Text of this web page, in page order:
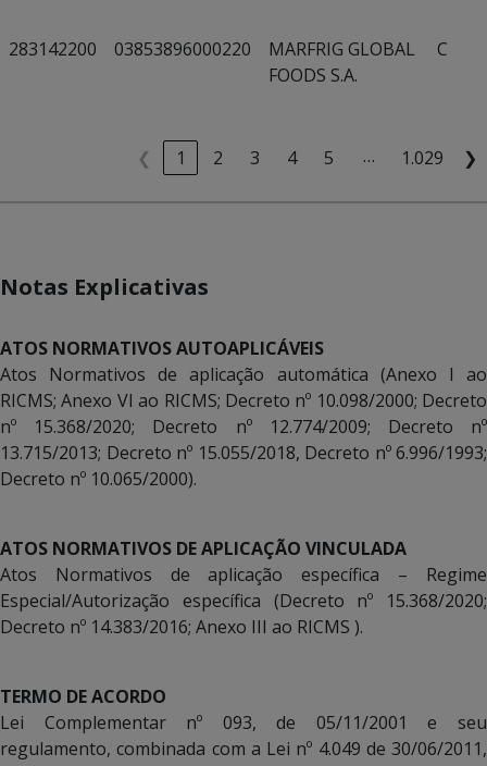
283142200 03853896000220
MARFRIG GLOBAL
FOODS S.A.
C
❮ 1 2 3 4 5 … 1.029 ❯
Notas Explicativas
ATOS NORMATIVOS AUTOAPLICÁVEIS
Atos Normativos de aplicação automática (Anexo I ao
RICMS; Anexo VI ao RICMS; Decreto nº 10.098/2000; Decreto
nº 15.368/2020; Decreto nº 12.774/2009; Decreto nº
13.715/2013; Decreto nº 15.055/2018, Decreto nº 6.996/1993;
Decreto nº 10.065/2000).
ATOS NORMATIVOS DE APLICAÇÃO VINCULADA
Atos Normativos de aplicação específica – Regime
Especial/Autorização específica (Decreto nº 15.368/2020;
Decreto nº 14.383/2016; Anexo III ao RICMS ).
TERMO DE ACORDO
Lei Complementar nº 093, de 05/11/2001 e seu
regulamento, combinada com a Lei nº 4.049 de 30/06/2011,